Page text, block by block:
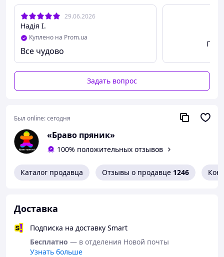
29.06.2026
Надія І.
Куплено на Prom.ua
Все чудово
Задать вопрос
Был online:сегодня
«Браво пряник»
100% положительных отзывов
Каталог продавца Отзывы о продавце 1246
Доставка
Подписка на доставку Smart
Бесплатно — в отделения Новой почты
Узнать больше